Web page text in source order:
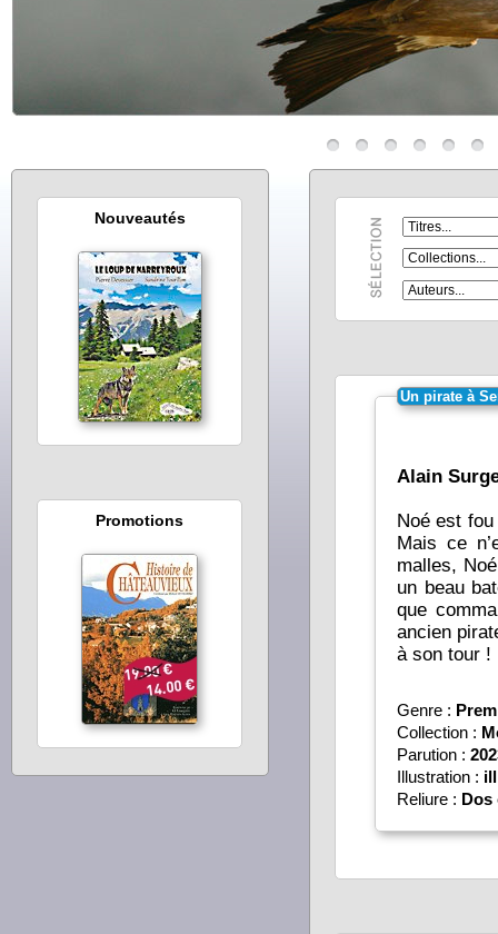
Un pirate à
Alain
Noé est
Mais ce
malles,
un beau
que
ancien
à son tour !
Genre :
Collection :
Parution :
Illustration :
Reliure : Dos
Nouveautés
Promotions